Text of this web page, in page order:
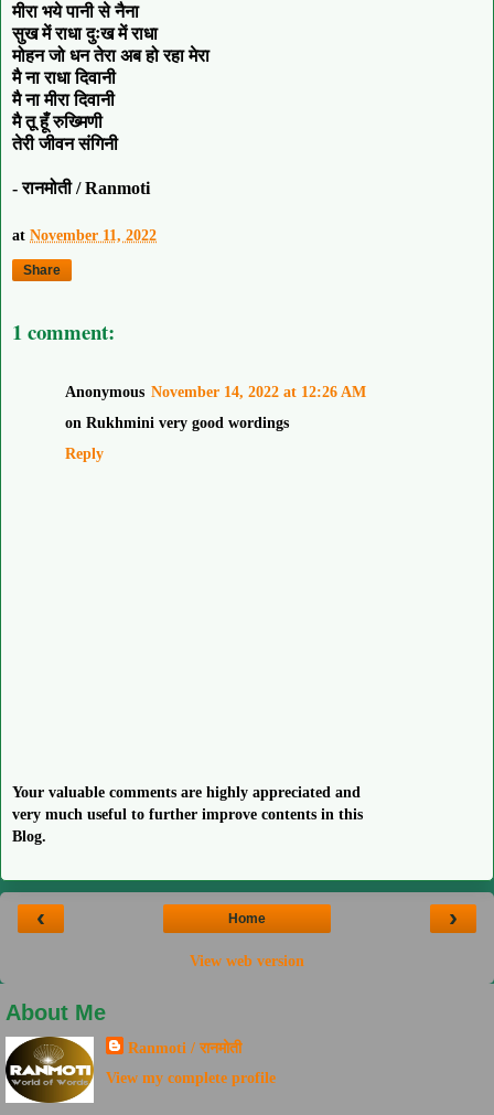
मीरा भये पानी से नैना
सुख में राधा दुःख में राधा
मोहन जो धन तेरा अब हो रहा मेरा
मै ना राधा दिवानी
मै ना मीरा दिवानी
मै तू हूँ रुख्मिणी
तेरी जीवन संगिनी
- रानमोती / Ranmoti
at November 11, 2022
Share
1 comment:
Anonymous November 14, 2022 at 12:26 AM
on Rukhmini very good wordings
Reply
Your valuable comments are highly appreciated and
very much useful to further improve contents in this
Blog.
‹ ›
Home
View web version
About Me
Ranmoti / रानमोती
View my complete profile